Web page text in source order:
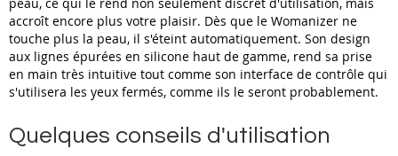
accroît encore plus votre plaisir. Dès que le Womanizer ne
touche plus la peau, il s'éteint automatiquement. Son design
aux lignes épurées en silicone haut de gamme, rend sa prise
en main très intuitive tout comme son interface de contrôle qui
s'utilisera les yeux fermés, comme ils le seront probablement.
Quelques conseils d'utilisation